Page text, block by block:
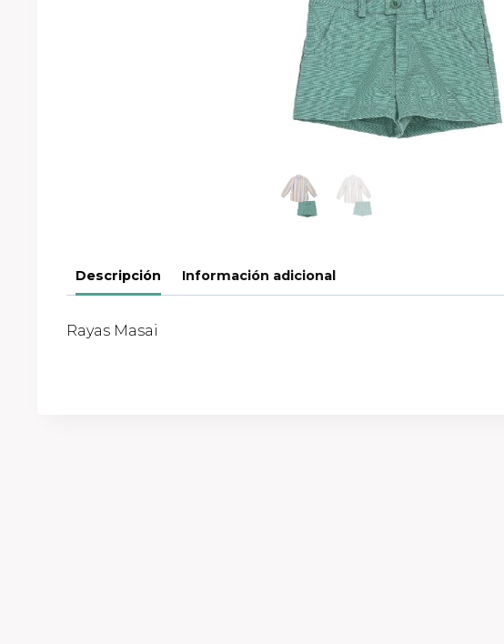
Descripción Información adicional
Rayas Masai